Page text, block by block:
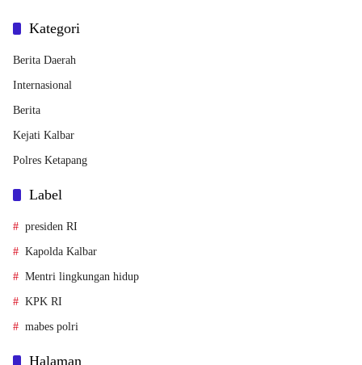
Kategori
Berita Daerah
Internasional
Berita
Kejati Kalbar
Polres Ketapang
Label
presiden RI
Kapolda Kalbar
Mentri lingkungan hidup
KPK RI
mabes polri
Halaman